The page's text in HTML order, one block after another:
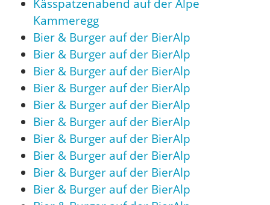
Kässpatzenabend auf der Alpe
Kammeregg
Bier & Burger auf der BierAlp
Bier & Burger auf der BierAlp
Bier & Burger auf der BierAlp
Bier & Burger auf der BierAlp
Bier & Burger auf der BierAlp
Bier & Burger auf der BierAlp
Bier & Burger auf der BierAlp
Bier & Burger auf der BierAlp
Bier & Burger auf der BierAlp
Bier & Burger auf der BierAlp